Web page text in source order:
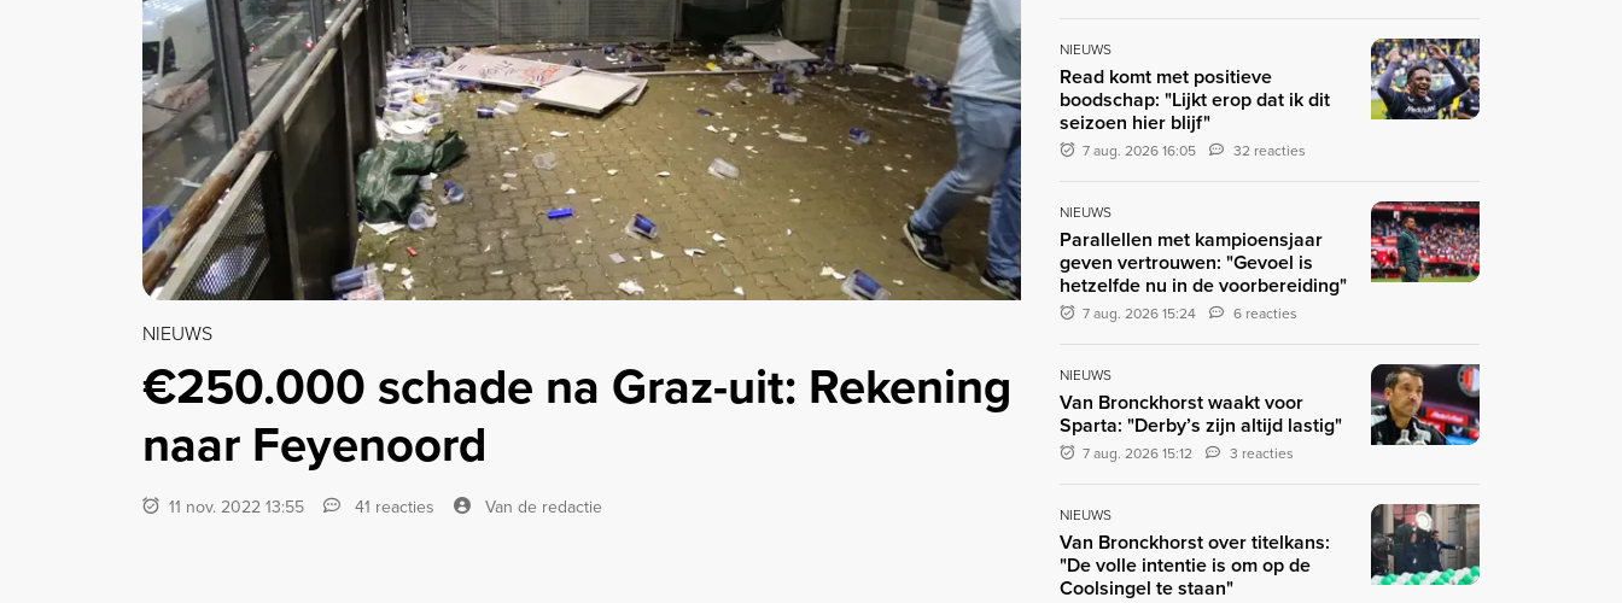
NIEUWS
€250.000 schade na Graz-uit: Rekening
naar Feyenoord
11 nov. 2022 13:55 41 reacties Van de redactie
NIEUWS
Read komt met positieve
boodschap: "Lijkt erop dat ik dit
seizoen hier blijf"
7 aug. 2026 16:05 32 reacties
NIEUWS
Parallellen met kampioensjaar
geven vertrouwen: "Gevoel is
hetzelfde nu in de voorbereiding"
7 aug. 2026 15:24 6 reacties
NIEUWS
Van Bronckhorst waakt voor
Sparta: "Derby’s zijn altijd lastig"
7 aug. 2026 15:12 3 reacties
NIEUWS
Van Bronckhorst over titelkans:
"De volle intentie is om op de
Coolsingel te staan"